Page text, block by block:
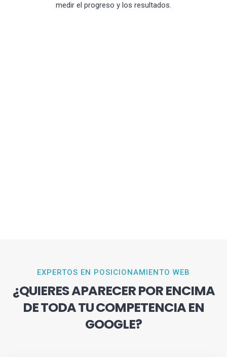
medir el progreso y los resultados.
EXPERTOS EN POSICIONAMIENTO WEB
¿QUIERES APARECER POR ENCIMA
DE TODA TU COMPETENCIA EN
GOOGLE?